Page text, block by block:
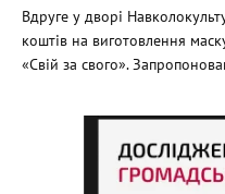
Вдруге у дворі
коштів на виготовлення
«Свій за свого».